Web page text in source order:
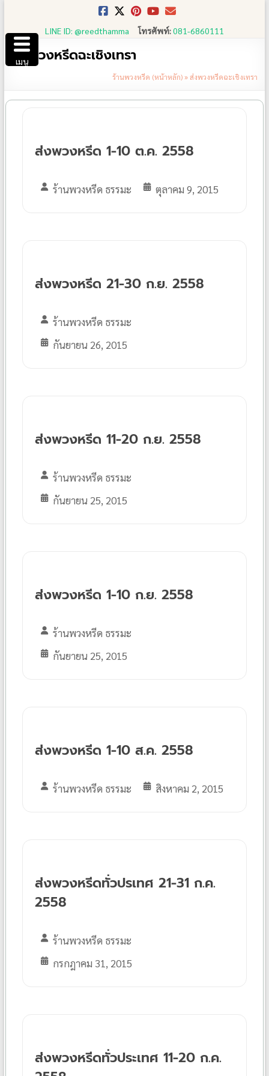
content
LINE ID: @reedthamma โทรศัพท์:081-6860111
ส่งพวงหรีดฉะเชิงเทรา
ร้านพวงหรีด (หน้าหลัก)»ส่งพวงหรีดฉะเชิงเทรา
ส่งพวงหรีด 1-10 ต.ค. 2558
ร้านพวงหรีด ธรรมะ ตุลาคม 9, 2015
ส่งพวงหรีด 21-30 ก.ย. 2558
ร้านพวงหรีด ธรรมะ
กันยายน 26, 2015
ส่งพวงหรีด 11-20 ก.ย. 2558
ร้านพวงหรีด ธรรมะ
กันยายน 25, 2015
ส่งพวงหรีด 1-10 ก.ย. 2558
ร้านพวงหรีด ธรรมะ
กันยายน 25, 2015
ส่งพวงหรีด 1-10 ส.ค. 2558
ร้านพวงหรีด ธรรมะ สิงหาคม 2, 2015
ส่งพวงหรีดทั่วปรเทศ 21-31 ก.ค.
2558
ร้านพวงหรีด ธรรมะ
กรกฎาคม 31, 2015
ส่งพวงหรีดทั่วประเทศ 11-20 ก.ค.
เมนู